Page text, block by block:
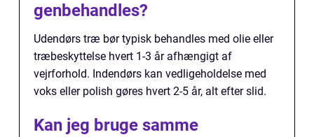
genbehandles?
Udendørs træ bør typisk behandles med olie eller
træbeskyttelse hvert 1-3 år afhængigt af
vejrforhold. Indendørs kan vedligeholdelse med
voks eller polish gøres hvert 2-5 år, alt efter slid.
Kan jeg bruge samme